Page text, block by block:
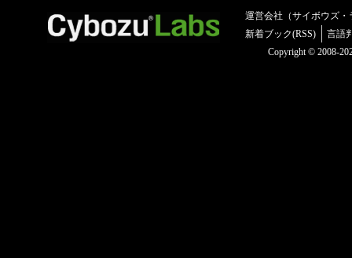
運営会社（サイボウズ・
新着ブック(RSS)
言語
Copyright © 2008-